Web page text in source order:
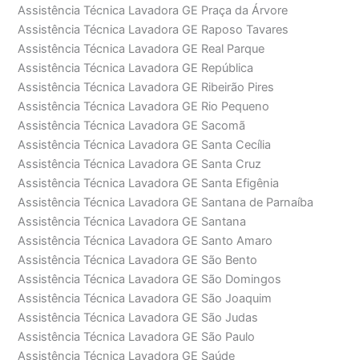
Assistência Técnica Lavadora GE Praça da Árvore
Assistência Técnica Lavadora GE Raposo Tavares
Assistência Técnica Lavadora GE Real Parque
Assistência Técnica Lavadora GE República
Assistência Técnica Lavadora GE Ribeirão Pires
Assistência Técnica Lavadora GE Rio Pequeno
Assistência Técnica Lavadora GE Sacomã
Assistência Técnica Lavadora GE Santa Cecília
Assistência Técnica Lavadora GE Santa Cruz
Assistência Técnica Lavadora GE Santa Efigênia
Assistência Técnica Lavadora GE Santana de Parnaíba
Assistência Técnica Lavadora GE Santana
Assistência Técnica Lavadora GE Santo Amaro
Assistência Técnica Lavadora GE São Bento
Assistência Técnica Lavadora GE São Domingos
Assistência Técnica Lavadora GE São Joaquim
Assistência Técnica Lavadora GE São Judas
Assistência Técnica Lavadora GE São Paulo
Assistência Técnica Lavadora GE Saúde